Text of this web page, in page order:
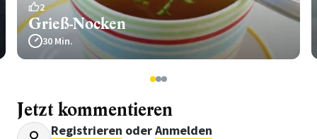
2
Grieß-Nocken
30 Min.
123
Jetzt kommentieren
Registrieren oderAnmelden